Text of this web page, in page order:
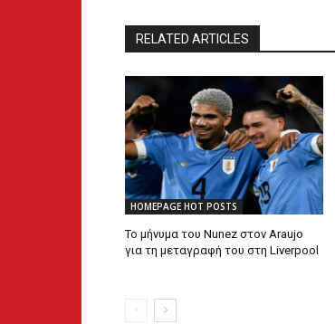
RELATED ARTICLES
HOMEPAGE HOT POSTS
Το μήνυμα του Nunez στον Araujo
για τη μεταγραφή του στη Liverpool